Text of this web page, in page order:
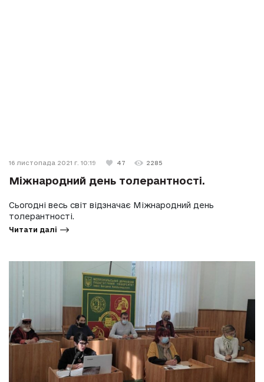
16 листопада 2021 г. 10:19 47 2285
Міжнародний день толерантності.
Сьогодні весь світ відзначає Міжнародний день
толерантності.
Читати далі